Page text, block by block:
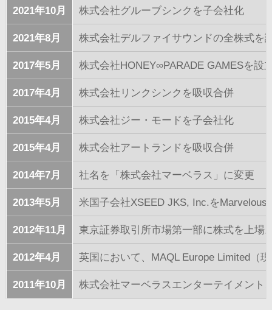
2021年10月 株式会社グルーブシンクを子会社化
2021年8月 株式会社デルファイサウンドの全株式を
2017年5月 株式会社HONEY∞PARADE GAMESを設
2017年4月 株式会社リンクシンクを吸収合併
2015年4月 株式会社ジー・モードを子会社化
2015年4月 株式会社アートランドを吸収合併
2014年7月 社名を「株式会社マーベラス」に変更
2013年5月 米国子会社XSEED JKS, Inc.をMarvelous
2012年11月 東京証券取引所市場第一部に株式を上場
2012年4月 英国において、MAQL Europe Limited（
2011年10月 株式会社マーベラスエンターテイメント